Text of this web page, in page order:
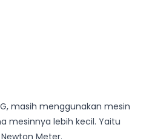
masih menggunakan mesin
mesinnya lebih kecil. Yaitu